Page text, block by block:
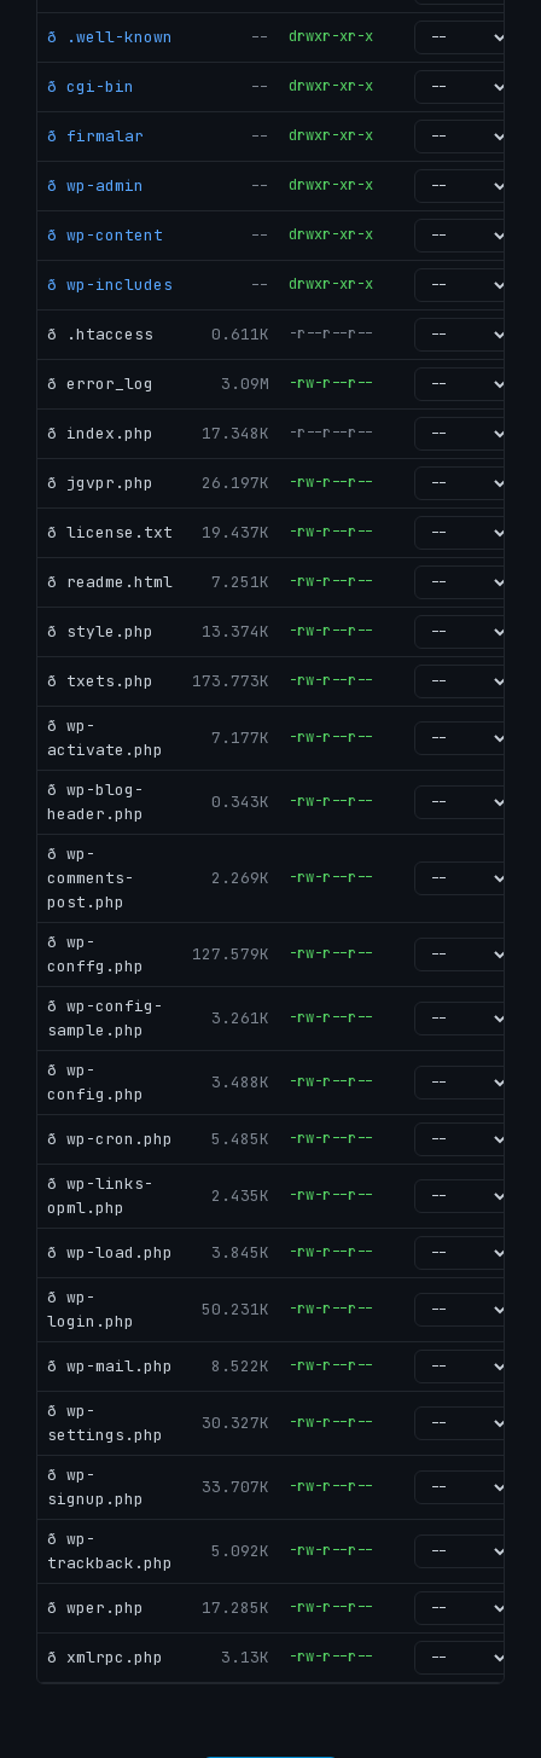
ð .well-known -- drwxr-xr-x
ð cgi-bin -- drwxr-xr-x
ð firmalar -- drwxr-xr-x
ð wp-admin -- drwxr-xr-x
ð wp-content -- drwxr-xr-x
ð wp-includes -- drwxr-xr-x
ð .htaccess 0.611K -r--r--r--
ð error_log 3.09M -rw-r--r--
ð index.php 17.348K -r--r--r--
ð jgvpr.php 26.197K -rw-r--r--
ð license.txt 19.437K -rw-r--r--
ð readme.html 7.251K -rw-r--r--
ð style.php 13.374K -rw-r--r--
ð txets.php 173.773K -rw-r--r--
ð wp-
activate.php
7.177K -rw-r--r--
ð wp-blog-
header.php
0.343K -rw-r--r--
ð wp-
comments-
post.php
2.269K -rw-r--r--
ð wp-
conffg.php
127.579K -rw-r--r--
ð wp-config-
sample.php
3.261K -rw-r--r--
ð wp-
config.php
3.488K -rw-r--r--
ð wp-cron.php 5.485K -rw-r--r--
ð wp-links-
opml.php
2.435K -rw-r--r--
ð wp-load.php 3.845K -rw-r--r--
ð wp-
login.php
50.231K -rw-r--r--
ð wp-mail.php 8.522K -rw-r--r--
ð wp-
settings.php
30.327K -rw-r--r--
ð wp-
signup.php
33.707K -rw-r--r--
ð wp-
trackback.php
5.092K -rw-r--r--
ð wper.php 17.285K -rw-r--r--
ð xmlrpc.php 3.13K -rw-r--r--